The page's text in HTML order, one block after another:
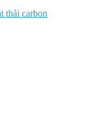
thải carbon